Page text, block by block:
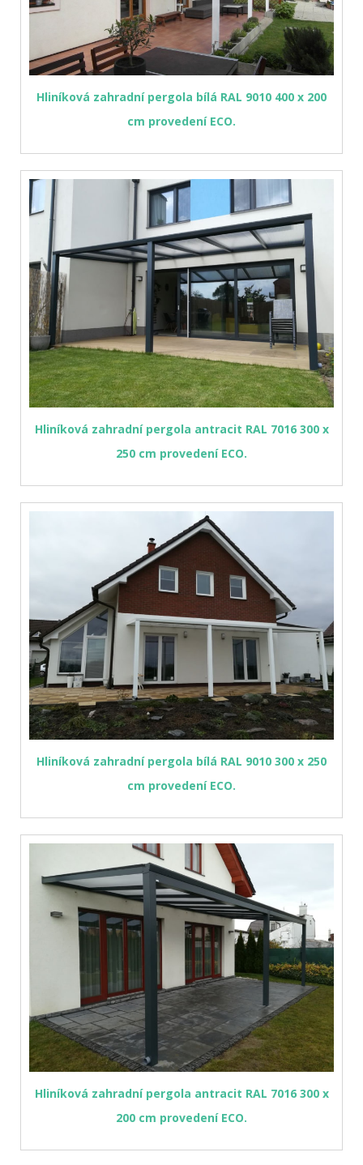
Hliníková zahradní pergola bílá RAL 9010 400 x 200
cm provedení ECO.
Hliníková zahradní pergola antracit RAL 7016 300 x
250 cm provedení ECO.
Hliníková zahradní pergola bílá RAL 9010 300 x 250
cm provedení ECO.
Hliníková zahradní pergola antracit RAL 7016 300 x
200 cm provedení ECO.